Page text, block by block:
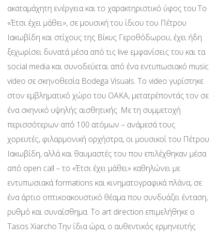
ακαταμάχητη ενέργεια και το χαρακτηριστικό ύφος του.Το
«Έτσι έχει μάθει», σε μουσική του ίδιου του Πέτρου
Ιακωβίδη και στίχους της Βίκυς Γεροθόδωρου, έχει ήδη
ξεχωρίσει δυνατά μέσα από τις live εμφανίσεις του και τα
social media και συνοδεύεται από ένα εντυπωσιακό music
video σε σκηνοθεσία Bodega Visuals. Το video γυρίστηκε
στον εμβληματικό χώρο του ΟΑΚΑ, μετατρέποντάς τον σε
ένα σκηνικό υψηλής αισθητικής. Με τη συμμετοχή
περισσότερων από 100 ατόμων – ανάμεσά τους
χορευτές, φιλαρμονική ορχήστρα, οι μουσικοί του Πέτρου
Ιακωβίδη, αλλά και θαυμαστές του που επιλέχθηκαν μέσα
από open call – το «Έτσι έχει μάθει» καθηλώνει με
εντυπωσιακά formations και κινηματογραφικά πλάνα, σε
ένα άρτιο οπτικοακουστικό θέαμα που συνδυάζει ένταση,
ρυθμό και συναίσθημα. Το art direction επιμελήθηκε ο
Tasos Xiarcho.Την ίδια ώρα, ο αυθεντικός ερμηνευτής